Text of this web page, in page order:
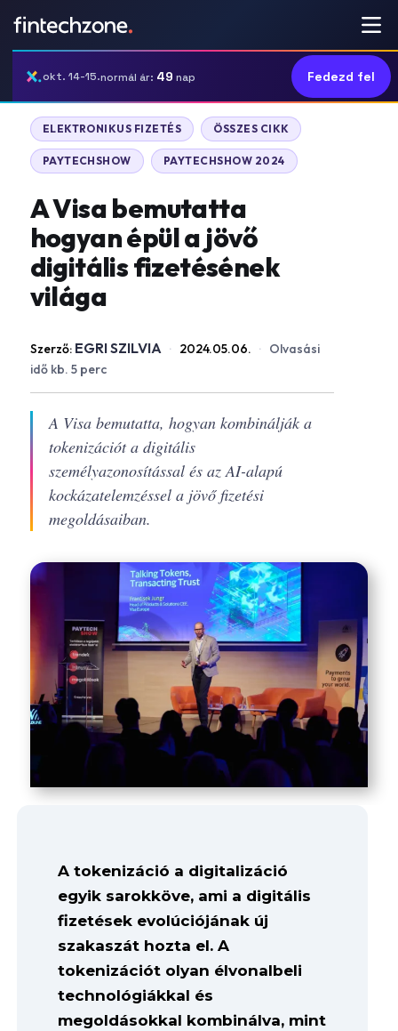
okt. 14-15.normál ár: 49 nap Fedezd fel
ELEKTRONIKUS FIZETÉS ÖSSZES CIKK
PAYTECHSHOW PAYTECHSHOW 2024
A Visa bemutatta
hogyan épül a jövő
digitális fizetésének
világa
Szerző: EGRI SZILVIA · 2024.05.06. · Olvasási
idő kb. 5 perc
A Visa bemutatta, hogyan kombinálják a
tokenizációt a digitális
személyazonosítással és az AI-alapú
kockázatelemzéssel a jövő fizetési
megoldásaiban.
A tokenizáció a digitalizáció
egyik sarokköve, ami a digitális
fizetések evolúciójának új
szakaszát hozta el. A
tokenizációt olyan élvonalbeli
technológiákkal és
megoldásokkal kombinálva, mint